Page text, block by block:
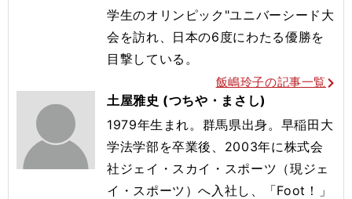
学生のオリ ンピック"ユニバーシード大
会を訪れ、日本の6度にわたる優勝を
目撃している。
飯嶋玲子の記事一覧
土屋雅史 (つちや・まさし)
1979年生まれ。群馬県出身。早稲田大
学法学部を卒業後、2003年に株式会
社ジェイ・スカイ・スポーツ（現ジェ
イ・スポーツ）へ入社し、「Foot！」